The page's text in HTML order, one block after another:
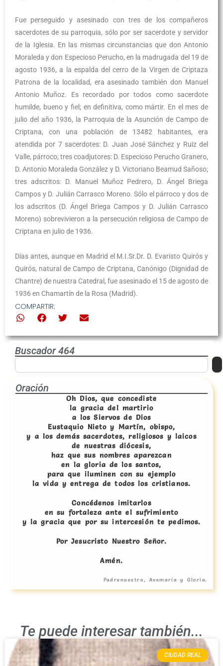
Fue perseguido y asesinado con tres de los compañeros
sacerdotes de su parroquia, sólo por ser sacerdote y servidor
de la Iglesia. En las mismas circunstancias que don Antonio
Moraleda y don Especioso Perucho, en la madrugada del 19 de
agosto 1936, a la espalda del cerro de la Virgen de Criptaza
Patrona de la localidad, era asesinado también don Manuel
Antonio Muñoz. Es recordado por todos como sacerdote
humilde, bueno y fiel; en definitiva, como mártir. En el mes de
julio del año 1936, la Parroquia de la Asunción de Campo de
Criptana, con una población de 13482 habitantes, era
atendida por 7 sacerdotes: D. Juan José Sánchez y Ruiz del
Valle, párroco; tres coadjutores: D. Especioso Perucho Granero,
D. Antonio Moraleda González y D. Victoriano Beamud Sañoso;
tres adscritos: D. Manuel Muñoz Pedrero, D. Ángel Briega
Campos y D. Julián Carrasco Moreno. Sólo el párroco y dos de
los adscritos (D. Ángel Briega Campos y D. Julián Carrasco
Moreno) sobrevivieron a la persecución religiosa de Campo de
Criptana en julio de 1936.
Días antes, aunque en Madrid el M.I.Sr.Dr. D. Evaristo Quirós y
Quirós, natural de Campo de Criptana, Canónigo (Dignidad de
Chantre) de nuestra Catedral, fue asesinado el 15 de agosto de
1936 en Chamartín de la Rosa (Madrid).
COMPARTIR:
Buscador 464
Oración
Oh Dios, que concediste
la gracia del martirio
a los Siervos de Dios
Eustaquio Nieto y Martín, obispo,
y a los demás sacerdotes, religiosos y laicos
de nuestras diócesis,
haz que sus nombres aparezcan
en la gloria de los santos,
para que iluminen con su ejemplo
la vida y entrega de todos los cristianos.
Concédenos imitarlos
en su fortaleza ante el sufrimiento
y la gracia que por su intercesión te pedimos.
Por Jesucristo Nuestro Señor.
Amén.
Padrenuestro, Avemaría y Gloria.
Te puede interesar también...
CIUDAD REAL